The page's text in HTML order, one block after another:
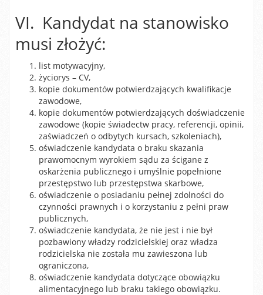
VI. Kandydat na stanowisko
musi złożyć:
list motywacyjny,
życiorys – CV,
kopie dokumentów potwierdzających kwalifikacje
zawodowe,
kopie dokumentów potwierdzających doświadczenie
zawodowe (kopie świadectw pracy, referencji, opinii,
zaświadczeń o odbytych kursach, szkoleniach),
oświadczenie kandydata o braku skazania
prawomocnym wyrokiem sądu za ścigane z
oskarżenia publicznego i umyślnie popełnione
przestępstwo lub przestępstwa skarbowe,
oświadczenie o posiadaniu pełnej zdolności do
czynności prawnych i o korzystaniu z pełni praw
publicznych,
oświadczenie kandydata, że nie jest i nie był
pozbawiony władzy rodzicielskiej oraz władza
rodzicielska nie została mu zawieszona lub
ograniczona,
oświadczenie kandydata dotyczące obowiązku
alimentacyjnego lub braku takiego obowiązku.